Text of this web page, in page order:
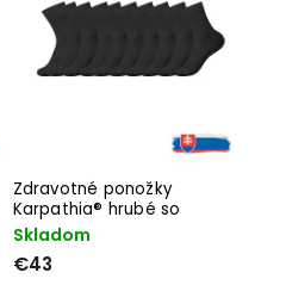
Zdravotné ponožky
Karpathia® hrubé so
striebrom 10 párov
Skladom
€43